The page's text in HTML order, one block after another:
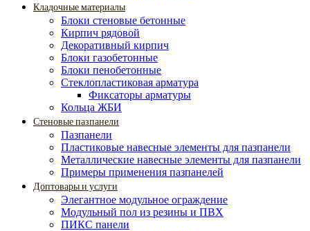
Кладочные материалы
Блоки стеновые бетонные
Кирпич рядовой
Декоративный кирпич
Блоки газобетонные
Блоки пенобетонные
Стеклопластиковая арматура
Фиксаторы арматуры
Кольца ЖБИ
Стеновые пазпанели
Пазпанели
Пластиковые навесные элементы для пазпанели
Металлические навесные элементы для пазпанели
Примеры применения пазпанелей
Доптовары и услуги
Элегантное модульное ограждение
Модульный пол из резины и ПВХ
ПИКС панели